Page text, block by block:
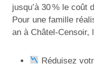
jusqu’à 30 % le coût
Pour une famille
an à Châtel-Censoir,
Réduisez